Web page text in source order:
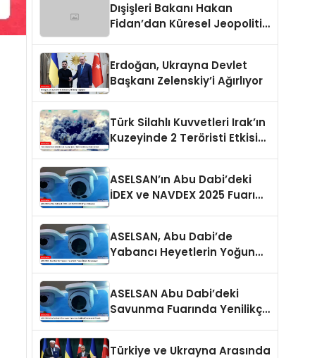
Dışişleri Bakanı Hakan
Fidan’dan Küresel Jeopolitik
Erdoğan, Ukrayna Devlet
Başkanı Zelenskiy’i Ağırlıyor
Türk Silahlı Kuvvetleri Irak’ın
Kuzeyinde 2 Teröristi Etkisiz
ASELSAN’ın Abu Dabi’deki
İDEX ve NAVDEX 2025 Fuarı
ASELSAN, Abu Dabi’de
Yabancı Heyetlerin Yoğun
ASELSAN Abu Dabi’deki
Savunma Fuarında Yenilikçi
Türkiye ve Ukrayna Arasında